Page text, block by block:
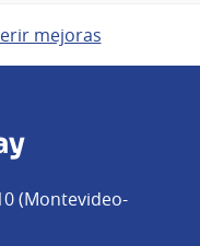
mejoras
(Montevideo-